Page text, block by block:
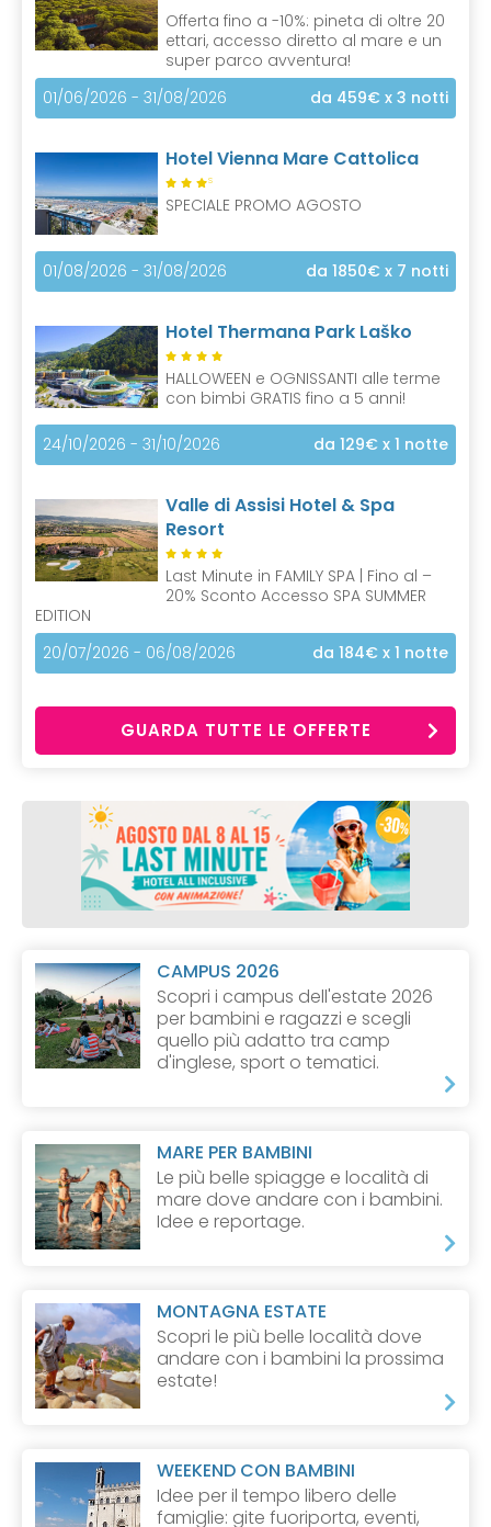
Offerta fino a -10%: pineta di oltre 20
ettari, accesso diretto al mare e un
super parco avventura!
01/06/2026 - 31/08/2026
da 459€ x 3 notti
Hotel Vienna Mare Cattolica
S
SPECIALE PROMO AGOSTO
01/08/2026 - 31/08/2026 da 1850€ x 7 notti
Hotel Thermana Park Laško
HALLOWEEN e OGNISSANTI alle terme
con bimbi GRATIS fino a 5 anni!
24/10/2026 - 31/10/2026 da 129€ x 1 notte
Valle di Assisi Hotel & Spa
Resort
Last Minute in FAMILY SPA | Fino al –
20% Sconto Accesso SPA SUMMER
EDITION
20/07/2026 - 06/08/2026
da 184€ x 1 notte
GUARDA TUTTE LE OFFERTE
CAMPUS 2026
Scopri i campus dell'estate 2026
per bambini e ragazzi e scegli
quello più adatto tra camp
d'inglese, sport o tematici.
MARE PER BAMBINI
Le più belle spiagge e località di
mare dove andare con i bambini.
Idee e reportage.
MONTAGNA ESTATE
Scopri le più belle località dove
andare con i bambini la prossima
estate!
WEEKEND CON BAMBINI
Idee per il tempo libero delle
famiglie: gite fuoriporta, eventi,